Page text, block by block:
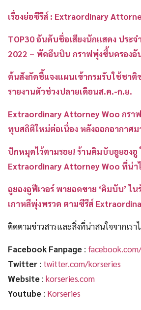
เรื่องย่อซีรีส์ : Extraordinary
TOP30 อันดับชื่อเสียงนักแสดง ประจ
2022 – พัคอึนบิน กราฟพุ่งขึ้นครองอั
ต้นสังกัดชี้แจงแผนเข้ากรมรับใช้ชาติ
รายงานตัวช่วงปลายเดือนส.ค.-ก.ย.
Extraordinary Attorney Woo กรา
ทุบสถิติใหม่ต่อเนื่อง หลังออกอากาศม
ปักหมุดไว้ตามรอย! ร้านคิมบับอูยองอู
Extraordinary Attorney Woo ที่น่า
อูยองอูฟีเวอร์ พายอดขาย ‘คิมบับ’ ใ
เกาหลีพุ่งพรวด ตามซีรีส์
ติดตามข่าวสารและสิ่งที่น่าสนใจจากเรา
Facebook Fanpage :
Twitter : twitter.com/korseries
Website : korseries.com
Youtube : Korseries